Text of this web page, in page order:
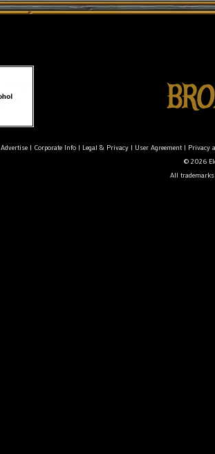
Advertise| Corporate Info| Legal & Privacy| User Agreement| Privacy
© 2026
All trademarks